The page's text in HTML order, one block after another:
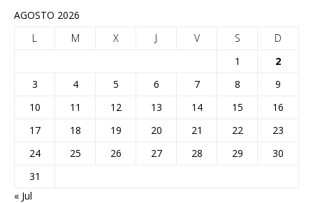
AGOSTO 2026
L
M X J V S
D
1
2
3
4 5 6 7 8
9
10
11 12 13 14 15
16
17
18 19 20 21 22
23
24
25 26 27 28 29
30
31
« Jul